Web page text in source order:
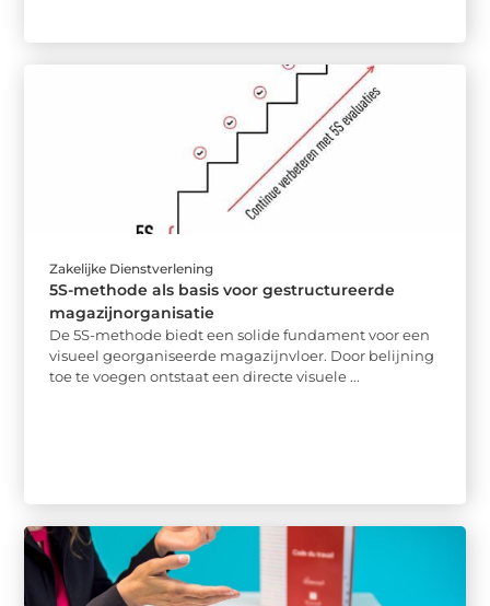
Zakelijke Dienstverlening
5S-methode als basis voor gestructureerde
magazijnorganisatie
De 5S-methode biedt een solide fundament voor een
visueel georganiseerde magazijnvloer. Door belijning
toe te voegen ontstaat een directe visuele ...